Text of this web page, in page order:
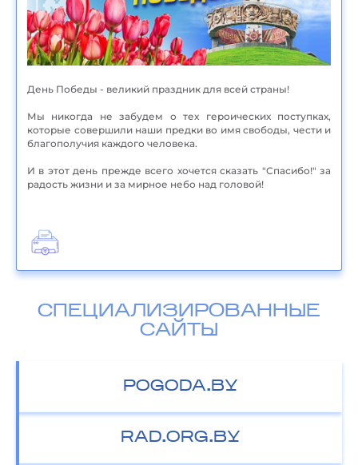
День Победы - великий праздник для всей страны!
Мы никогда не забудем о тех героических поступках,
которые совершили наши предки во имя свободы, чести и
благополучия каждого человека.
И в этот день прежде всего хочется сказать "Спасибо!" за
радость жизни и за мирное небо над головой!
СПЕЦИАЛИЗИРОВАННЫЕ
САЙТЫ
POGODA.BY
RAD.ORG.BY